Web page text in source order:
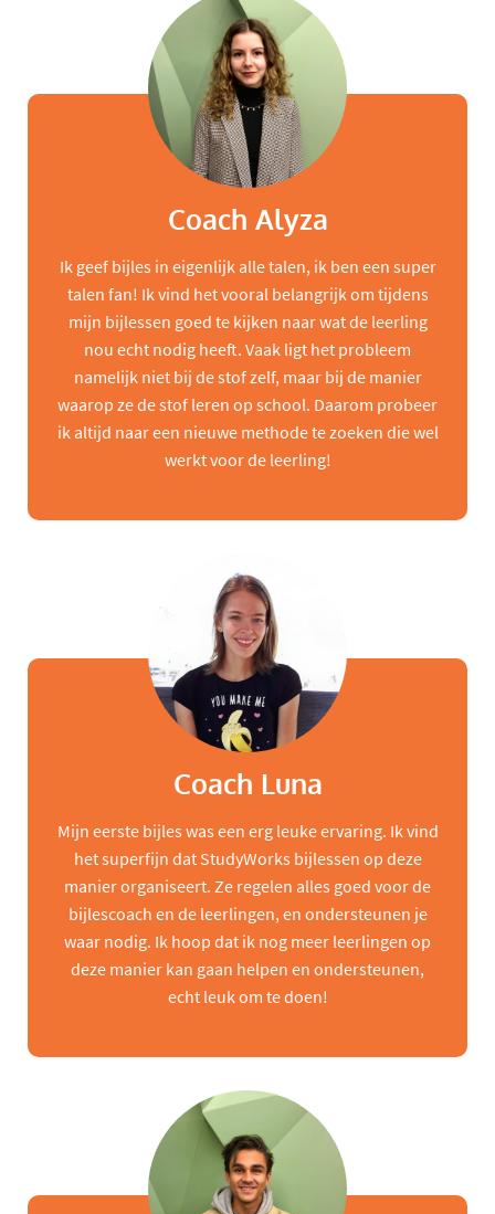
Coach Alyza
Ik geef bijles in eigenlijk alle talen, ik ben een super
talen fan! Ik vind het vooral belangrijk om tijdens
mijn bijlessen goed te kijken naar wat de leerling
nou echt nodig heeft. Vaak ligt het probleem
namelijk niet bij de stof zelf, maar bij de manier
waarop ze de stof leren op school. Daarom probeer
ik altijd naar een nieuwe methode te zoeken die wel
werkt voor de leerling!
Coach Luna
Mijn eerste bijles was een erg leuke ervaring. Ik vind
het superfijn dat StudyWorks bijlessen op deze
manier organiseert. Ze regelen alles goed voor de
bijlescoach en de leerlingen, en ondersteunen je
waar nodig. Ik hoop dat ik nog meer leerlingen op
deze manier kan gaan helpen en ondersteunen,
echt leuk om te doen!